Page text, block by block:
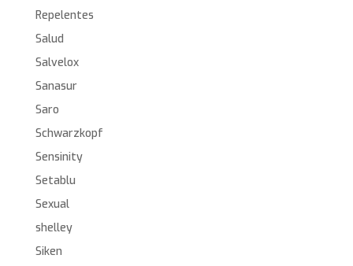
Repelentes
Salud
Salvelox
Sanasur
Saro
Schwarzkopf
Sensinity
Setablu
Sexual
shelley
Siken